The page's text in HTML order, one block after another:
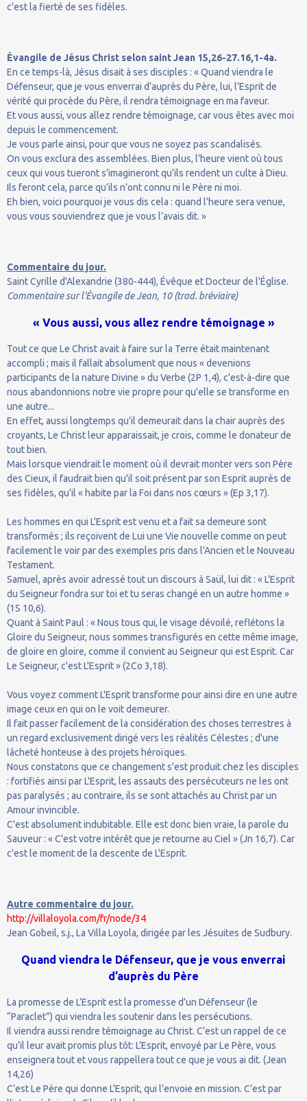
c'est la fierté de ses fidèles.
Évangile de Jésus Christ selon saint Jean 15,26-27.16,1-4a.
En ce temps-là, Jésus disait à ses disciples : « Quand viendra le
Défenseur, que je vous enverrai d’auprès du Père, lui, l’Esprit de
vérité qui procède du Père, il rendra témoignage en ma faveur.
Et vous aussi, vous allez rendre témoignage, car vous êtes avec moi
depuis le commencement.
Je vous parle ainsi, pour que vous ne soyez pas scandalisés.
On vous exclura des assemblées. Bien plus, l’heure vient où tous
ceux qui vous tueront s’imagineront qu’ils rendent un culte à Dieu.
Ils feront cela, parce qu’ils n’ont connu ni le Père ni moi.
Eh bien, voici pourquoi je vous dis cela : quand l’heure sera venue,
vous vous souviendrez que je vous l’avais dit. »
Commentaire du jour.
Saint Cyrille d'Alexandrie (380-444), Évêque et Docteur de l'Église.
Commentaire sur l'Évangile de Jean, 10 (trad. bréviaire)
« Vous aussi, vous allez rendre témoignage »
Tout ce que Le Christ avait à faire sur la Terre était maintenant
accompli ; mais il fallait absolument que nous « devenions
participants de la nature Divine » du Verbe (2P 1,4), c'est-à-dire que
nous abandonnions notre vie propre pour qu'elle se transforme en
une autre...
En effet, aussi longtemps qu'il demeurait dans la chair auprès des
croyants, Le Christ leur apparaissait, je crois, comme le donateur de
tout bien.
Mais lorsque viendrait le moment où il devrait monter vers son Père
des Cieux, il faudrait bien qu'il soit présent par son Esprit auprès de
ses fidèles, qu'il « habite par la Foi dans nos cœurs » (Ep 3,17).
Les hommes en qui L'Esprit est venu et a fait sa demeure sont
transformés ; ils reçoivent de Lui une Vie nouvelle comme on peut
facilement le voir par des exemples pris dans l'Ancien et le Nouveau
Testament.
Samuel, après avoir adressé tout un discours à Saül, lui dit : « L'Esprit
du Seigneur fondra sur toi et tu seras changé en un autre homme »
(1S 10,6).
Quant à Saint Paul : « Nous tous qui, le visage dévoilé, reflétons la
Gloire du Seigneur, nous sommes transfigurés en cette même image,
de gloire en gloire, comme il convient au Seigneur qui est Esprit. Car
Le Seigneur, c'est L'Esprit » (2Co 3,18).
Vous voyez comment L'Esprit transforme pour ainsi dire en une autre
image ceux en qui on le voit demeurer.
Il fait passer facilement de la considération des choses terrestres à
un regard exclusivement dirigé vers les réalités Célestes ; d'une
lâcheté honteuse à des projets héroïques.
Nous constatons que ce changement s'est produit chez les disciples
: fortifiés ainsi par L'Esprit, les assauts des persécuteurs ne les ont
pas paralysés ; au contraire, ils se sont attachés au Christ par un
Amour invincible.
C'est absolument indubitable. Elle est donc bien vraie, la parole du
Sauveur : « C'est votre intérêt que je retourne au Ciel » (Jn 16,7). Car
c'est le moment de la descente de L'Esprit.
Autre commentaire du jour.
http://villaloyola.com/fr/node/34
Jean Gobeil, s.j., La Villa Loyola, dirigée par les Jésuites de Sudbury.
Quand viendra le Défenseur, que je vous enverrai
d’auprès du Père
La promesse de L’Esprit est la promesse d’un Défenseur (le
“Paraclet”) qui viendra les soutenir dans les persécutions.
Il viendra aussi rendre témoignage au Christ. C’est un rappel de ce
qu’il leur avait promis plus tôt: L’Esprit, envoyé par Le Père, vous
enseignera tout et vous rappellera tout ce que je vous ai dit. (Jean
14,26)
C’est Le Père qui donne L’Esprit, qui l’envoie en mission. C’est par